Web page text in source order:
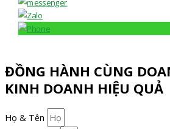
ĐỒNG HÀNH CÙNG
KINH DOANH HIỆU QUẢ
Họ & Tên